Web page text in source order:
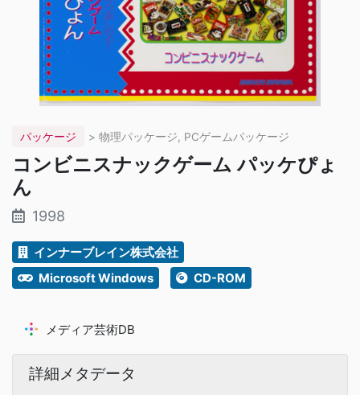
パッケージ > 物理パッケージ, PCゲームパッケージ
コンビニスナックゲーム パッケぴょ
ん
1998
インナーブレイン株式会社
Microsoft Windows
CD-ROM
メディア芸術DB
詳細メタデータ